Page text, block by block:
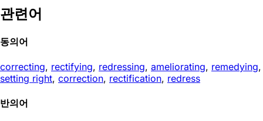
관련어
동의어
correcting, rectifying, redressing, ameliorating, remedying,
setting right, correction, rectification, redress
반의어